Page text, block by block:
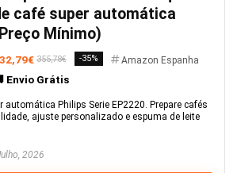
café super automática
Mínimo)
355,78€ -35% Amazon Espanha
Envio Grátis
automática Philips Serie EP2220. Prepare cafés
ajuste personalizado e espuma de leite
2026